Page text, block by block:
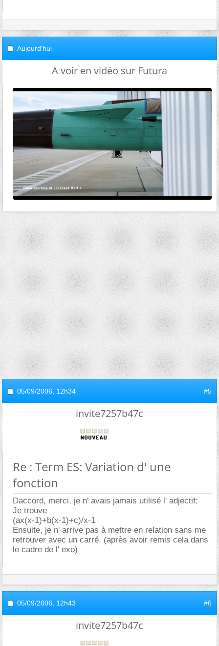
Aujourd'hui
A voir en vidéo sur Futura
05/09/2006, 12h34 #5
invite7257b47c
Re : Term ES: Variation d' une
fonction
Daccord, merci, je n' avais jamais utilisé l' adjectif;
Je trouve
(ax(x-1)+b(x-1)+c)/x-1
Ensuite, je n' arrive pas à mettre en relation sans me
retrouver avec un carré. (après avoir remis cela dans
le cadre de l' exo)
05/09/2006, 12h43 #6
invite7257b47c